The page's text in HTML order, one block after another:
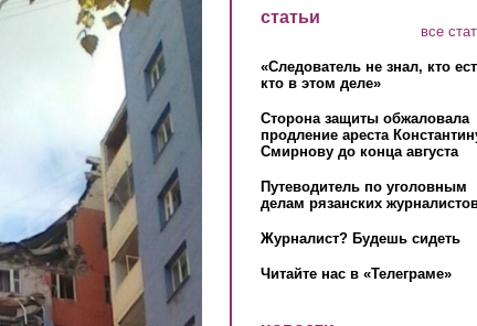
статьи
все
«Следователь не знал, кто
кто в этом деле»
Сторона защиты обжаловала
продление ареста
Смирнову до конца августа
Путеводитель по уголовным
делам рязанских
Журналист? Будешь сидеть
Читайте нас в «Телеграме»